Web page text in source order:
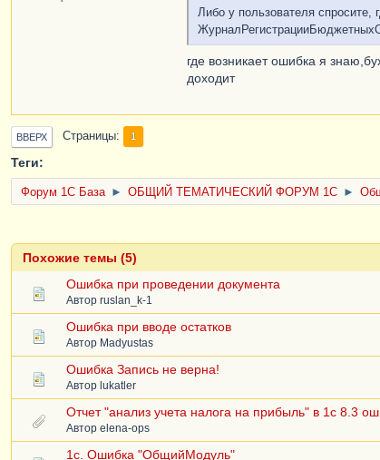
Либо у пользователя спросите,
где возникает ошибка я
доходит
ВВЕРХ Страницы 1
Теги:
Форум 1C База ► ОБЩИЙ ТЕМАТИЧЕСКИЙ ФОРУМ 1С ►
Похожие темы (5)
Ошибка при проведении документа
Автор ruslan_k-1
Ошибка при вводе остатков
Автор Madyustas
Ошибка Запись не верна!
Автор lukatler
Отчет "анализ учета налога на прибыль" в 1с 8.3
Автор elena-ops
1c. Ошибка "ОбщийМодуль"